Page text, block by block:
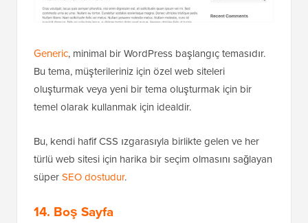
Generic, minimal bir WordPress başlangıç temasıdır.
Bu tema, müşterileriniz için özel web siteleri
oluşturmak veya yeni bir tema oluşturmak için bir
temel olarak kullanmak için idealdir.
Bu, kendi hafif CSS ızgarasıyla birlikte gelen ve her
türlü web sitesi için harika bir seçim olmasını sağlayan
süperSEO dostudur.
14. Boş Sayfa